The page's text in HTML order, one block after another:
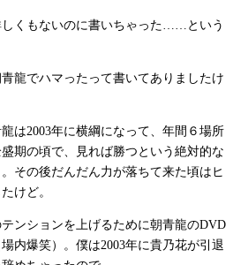
しくもないのに書いちゃった……という
青龍でハマったって書いてありましたけ
龍は2003年に横綱になって、年間６場所
期の頃で、見れば勝つという絶対的な
その後だんだん力が落ちて来た頃はヒ
けど。
テンションを上げるために朝青龍のDVD
内爆笑）。僕は2003年に貴乃花が引退